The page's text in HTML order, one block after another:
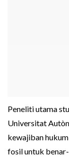
Peneliti utama
Universitat
kewajiban
fosil untuk